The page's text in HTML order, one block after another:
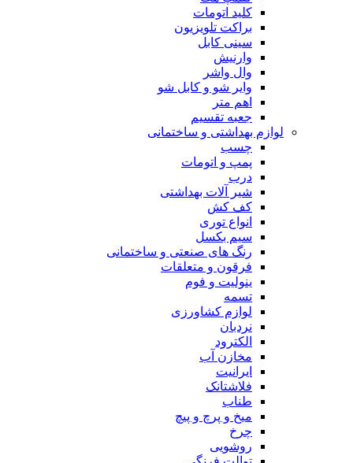
کلید اتومات
براکت تلویزیون
سینی کابل
وارنیش
وال واشر
وایر شو و کابل شو
اهم متر
جعبه تقسیم
لوازم بهداشتی و ساختمانی
چسب
پمپ و اتومات
درب
شیر آلات بهداشتی
کف کش
انواع توری
سیم بکسل
رنگ های صنعتی و ساختمانی
فرقون و متعلقات
ینولیت و فوم
تسمه
لوازم کشاورزی
نردبان
الکترود
مخازن آب
ایرانیت
فلاشتانک
طناب
میخ و پرچ و پیچ
چرخ
روشویی